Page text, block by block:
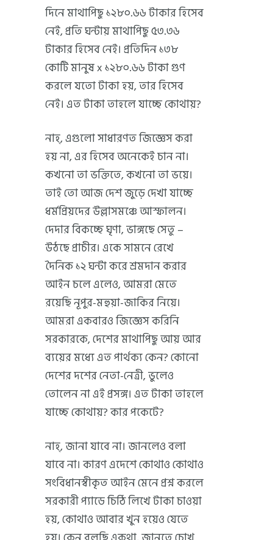
দিনে মাথাপিছু ১২৮০.৬৬ টাকার হিসেব
নেই, প্রতি ঘন্টায় মাথাপিছু ৫৩.৩৬
টাকার হিসেব নেই। প্রতিদিন ১৩৮
কোটি মানুষ x ১২৮০.৬৬ টাকা গুণ
করলে যতো টাকা হয়, তার হিসেব
নেই। এত টাকা তাহলে যাচ্ছে কোথায়?
নাহ্, এগুলো সাধারণত জিজ্ঞেস করা
হয় না, এর হিসেব অনেকেই চান না।
কখনো তা ভক্তিতে, কখনো তা ভয়ে।
তাই তো আজ দেশ জুড়ে দেখা যাচ্ছে
ধর্মপ্রিয়দের উল্লাসমঞ্চে আস্ফালন।
দেদার বিকচ্ছে ঘৃণা, ভাঙ্গছে সেতু –
উঠছে প্রাচীর। একে সামনে রেখে
দৈনিক ১২ ঘন্টা করে শ্রমদান করার
আইন চলে এলেও, আমরা মেতে
রয়েছি নূপুর-মহুয়া-জাকির নিয়ে।
আমরা একবারও জিজ্ঞেস করিনি
সরকারকে, দেশের মাথাপিছু আয় আর
ব্যয়ের মধ্যে এত পার্থক্য কেন? কোনো
দেশের দশের নেতা-নেত্রী, ভুলেও
তোলেন না এই প্রসঙ্গ। এত টাকা তাহলে
যাচ্ছে কোথায়? কার পকেটে?
নাহ্, জানা যাবে না। জানলেও বলা
যাবে না। কারণ এদেশে কোথাও কোথাও
সংবিধানস্বীকৃত আইন মেনে প্রশ্ন করলে
সরকারী প্যাডে চিঠি লিখে টাকা চাওয়া
হয়, কোথাও আবার খুন হয়েও যেতে